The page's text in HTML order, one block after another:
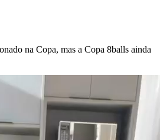
na Copa, mas a Copa 8balls ainda